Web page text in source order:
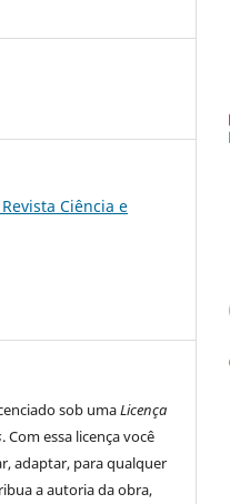
Ciência e
sob umaLicença
. Com essa licença você
adaptar, para qualquer
a autoria da obra,